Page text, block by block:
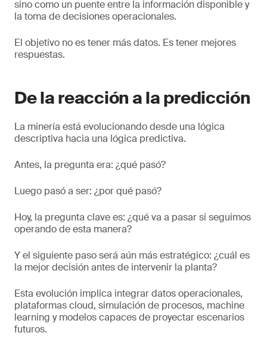
sino como un puente entre la información disponible y
la toma de decisiones operacionales.
El objetivo no es tener más datos. Es tener mejores
respuestas.
De la reacción a la predicción
La minería está evolucionando desde una lógica
descriptiva hacia una lógica predictiva.
Antes, la pregunta era: ¿qué pasó?
Luego pasó a ser: ¿por qué pasó?
Hoy, la pregunta clave es: ¿qué va a pasar si seguimos
operando de esta manera?
Y el siguiente paso será aún más estratégico: ¿cuál es
la mejor decisión antes de intervenir la planta?
Esta evolución implica integrar datos operacionales,
plataformas cloud, simulación de procesos, machine
learning y modelos capaces de proyectar escenarios
futuros.